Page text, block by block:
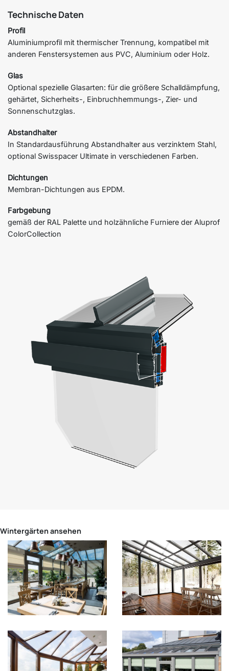
Technische Daten
Profil
Aluminiumprofil mit thermischer Trennung, kompatibel mit
anderen Fenstersystemen aus PVC, Aluminium oder Holz.
Glas
Optional spezielle Glasarten: für die größere Schalldämpfung,
gehärtet, Sicherheits-, Einbruchhemmungs-, Zier- und
Sonnenschutzglas.
Abstandhalter
In Standardausführung Abstandhalter aus verzinktem Stahl,
optional Swisspacer Ultimate in verschiedenen Farben.
Dichtungen
Membran-Dichtungen aus EPDM.
Farbgebung
gemäß der RAL Palette und holzähnliche Furniere der Aluprof
ColorCollection
Wintergärten ansehen